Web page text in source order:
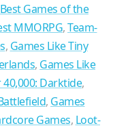
Best Games of the
MMORPG,Team-
, Games Like Tiny
, Games Like
Darktide,
, Games
Games, Loot-